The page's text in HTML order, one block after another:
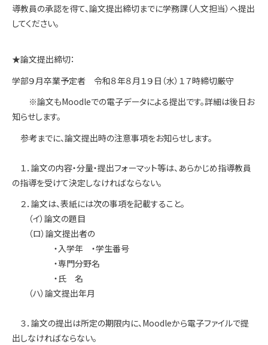
導教員の承認を得て、論文提出締切までに学務課（人文担当）へ提出
してください。
★論文提出締切：
学部９月卒業予定者 令和８年８月１９日（水）１７時締切厳守
※論文もMoodleでの電子データによる提出です。詳細は後日お
知らせします。
参考までに、論文提出時の注意事項をお知らせします。
１．論文の内容・分量・提出フォーマット等は、あらかじめ指導教員
の指導を受けて決定しなければならない。
２．論文は、表紙には次の事項を記載すること。
（イ）論文の題目
（ロ）論文提出者の
・入学年 ・学生番号
・専門分野名
・氏 名
（ハ）論文提出年月
３．論文の提出は所定の期限内に、Moodleから電子ファイルで提
出しなければならない。